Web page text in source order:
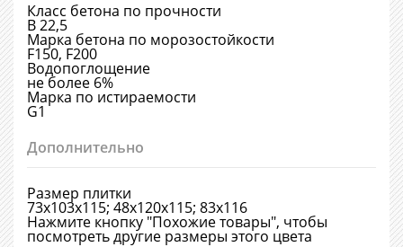
Класс бетона по прочности
В 22,5
Марка бетона по морозостойкости
F150, F200
Водопоглощение
не более 6%
Марка по истираемости
G1
Дополнительно
Размер плитки
73х103х115; 48х120х115; 83х116
Нажмите кнопку "Похожие товары", чтобы
посмотреть другие размеры этого цвета